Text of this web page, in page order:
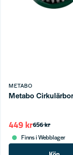
Snabb leverans
METABO
Metabo
656 kr
449 kr
Finns i Webblager